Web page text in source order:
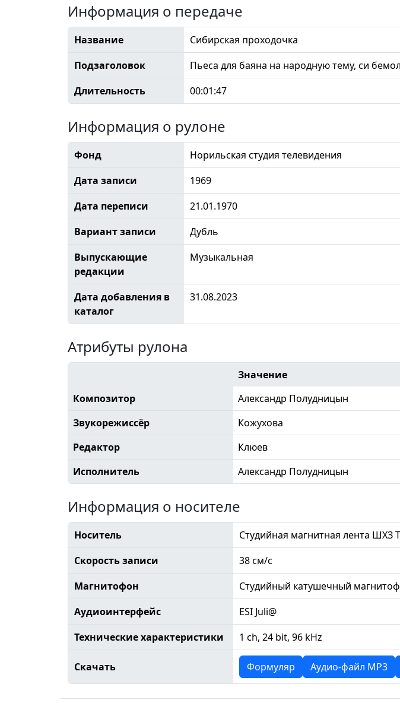
Информация о передаче
Название
Сибирская проходочка
Подзаголовок
Пьеса для баяна на народную тему, си
Длительность
00:01:47
Информация о рулоне
Фонд
Норильская студия телевидения
Дата записи
1969
Дата переписи
21.01.1970
Вариант записи
Дубль
Выпускающие
редакции
Музыкальная
Дата добавления в
каталог
31.08.2023
Атрибуты рулона
Значение
Композитор
Александр Полудницын
Звукорежиссёр
Кожухова
Редактор
Клюев
Исполнитель
Александр Полудницын
Информация о носителе
Носитель
Студийная магнитная лента ШХЗ
Скорость записи
38 см/с
Магнитофон
Студийный катушечный
Аудиоинтерфейс
ESI Juli@
Технические характеристики
1 ch, 24 bit, 96 kHz
Скачать Формуляр Аудио-файл MP3